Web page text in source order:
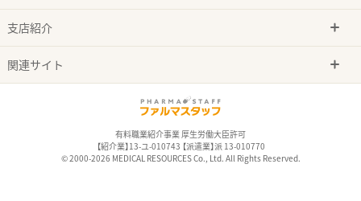
支店紹介
関連サイト
有料職業紹介事業 厚生労働大臣許可
【紹介業】13-ユ-010743 【派遣業】派 13-010770
© 2000-2026 MEDICAL RESOURCES Co., Ltd. All Rights Reserved.